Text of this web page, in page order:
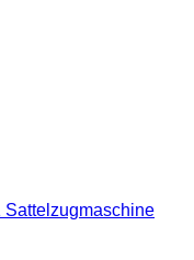
Sattelzugmaschine